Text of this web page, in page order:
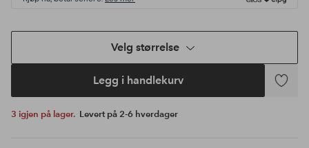
Velg størrelse
Legg i handlekurv
Legg
3 igjen på lager. Levert på 2-6 hverdager